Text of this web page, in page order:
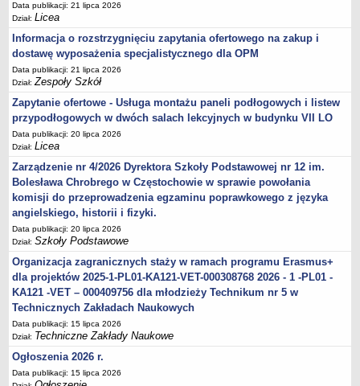
Data publikacji: 21 lipca 2026
Dział:Licea
Informacja o rozstrzygnięciu zapytania ofertowego na zakup i
dostawę wyposażenia specjalistycznego dla OPM
Data publikacji: 21 lipca 2026
Dział:Zespoły Szkół
Zapytanie ofertowe - Usługa montażu paneli podłogowych i listew
przypodłogowych w dwóch salach lekcyjnych w budynku VII LO
Data publikacji: 20 lipca 2026
Dział:Licea
Zarządzenie nr 4/2026 Dyrektora Szkoły Podstawowej nr 12 im.
Bolesława Chrobrego w Częstochowie w sprawie powołania
komisji do przeprowadzenia egzaminu poprawkowego z języka
angielskiego, historii i fizyki.
Data publikacji: 20 lipca 2026
Dział:Szkoły Podstawowe
Organizacja zagranicznych staży w ramach programu Erasmus+
dla projektów 2025-1-PL01-KA121-VET-000308768 2026 - 1 -PL01 -
KA121 -VET – 000409756 dla młodzieży Technikum nr 5 w
Technicznych Zakładach Naukowych
Data publikacji: 15 lipca 2026
Dział: Techniczne Zakłady Naukowe
Ogłoszenia 2026 r.
Data publikacji: 15 lipca 2026